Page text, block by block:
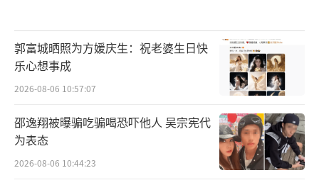
郭富城晒照为方媛庆生：祝老婆生日快
乐心想事成
2026-08-06 10:57:07
邵逸翔被曝骗吃骗喝恐吓他人 吴宗宪代
为表态
2026-08-06 10:44:23